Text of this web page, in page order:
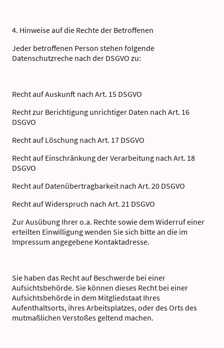
4. Hinweise auf die Rechte der Betroffenen
Jeder betroffenen Person stehen folgende
Datenschutzreche nach der DSGVO zu:
Recht auf Auskunft nach Art. 15 DSGVO
Recht zur Berichtigung unrichtiger Daten nach Art. 16
DSGVO
Recht auf Löschung nach Art. 17 DSGVO
Recht auf Einschränkung der Verarbeitung nach Art. 18
DSGVO
Recht auf Datenübertragbarkeit nach Art. 20 DSGVO
Recht auf Widerspruch nach Art. 21 DSGVO
Zur Ausübung Ihrer o.a. Rechte sowie dem Widerruf einer
erteilten Einwilligung wenden Sie sich bitte an die im
Impressum angegebene Kontaktadresse.
Sie haben das Recht auf Beschwerde bei einer
Aufsichtsbehörde. Sie können dieses Recht bei einer
Aufsichtsbehörde in dem Mitgliedstaat Ihres
Aufenthaltsorts, ihres Arbeitsplatzes, oder des Orts des
mutmaßlichen Verstoßes geltend machen.